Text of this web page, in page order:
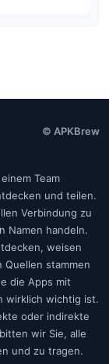
© APKBrew
Team
und teilen.
Verbindung zu
Namen handeln.
weisen
Quellen stammen
die Apps mit
wirklich wichtig ist.
oder indirekte
wir Sie, alle
und zu tragen.